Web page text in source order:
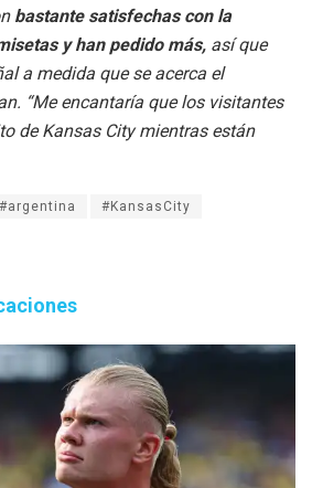
bastante satisfechas con la
y han pedido más, así que
a medida que se acerca el
“Me encantaría que los visitantes
de Kansas City mientras están
#argentina #KansasCity